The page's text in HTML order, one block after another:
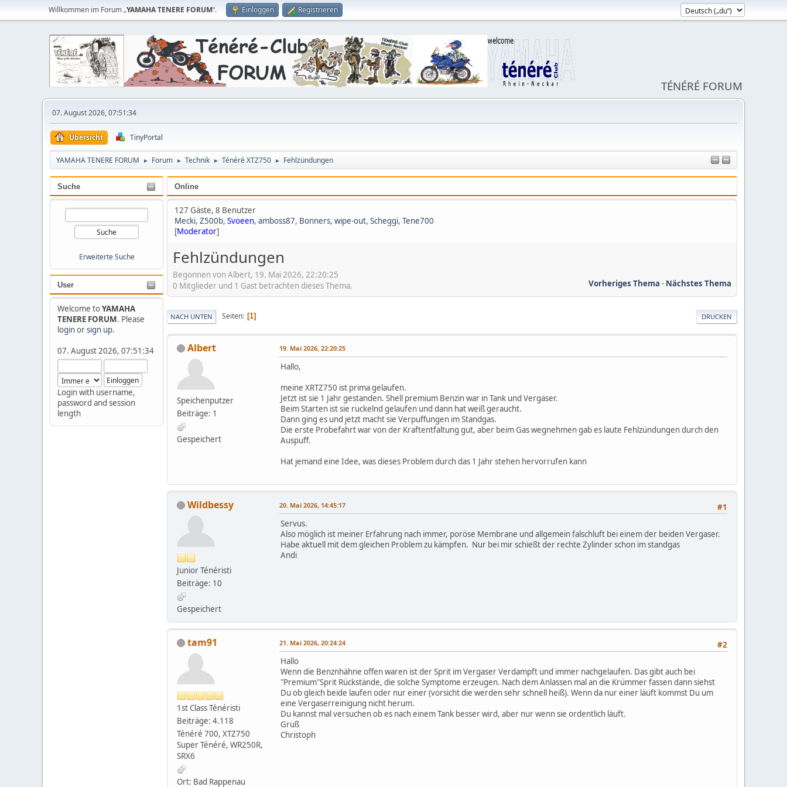
Willkommen im Forum „YAMAHA TENERE FORUM“. Einloggen Registrieren
TÉNÉRÉ FORUM
07. August 2026, 07:51:34
Übersicht TinyPortal
YAMAHA TENERE FORUM ► Forum ► Technik ► Ténéré XTZ750 ► Fehlzündungen
Suche
Erweiterte Suche
User
Welcome toYAMAHA
TENERE FORUM. Please
loginorsign up.
07. August 2026, 07:51:34
Login with username,
password and session
length
Online
127 Gäste, 8 Benutzer
Mecki, Z500b, Svoeen, amboss87, Bonners, wipe-out, Scheggi, Tene700
[Moderator]
Fehlzündungen
Begonnen von Albert, 19. Mai 2026, 22:20:25
Vorheriges Thema - Nächstes Thema
0 Mitglieder und 1 Gast betrachten dieses Thema.
DRUCKEN
NACH UNTEN Seiten 1
Albert
Speichenputzer
Beiträge: 1
Gespeichert
19. Mai 2026, 22:20:25
Hallo,
meine XRTZ750 ist prima gelaufen.
Jetzt ist sie 1 Jahr gestanden. Shell premium Benzin war in Tank und Vergaser.
Beim Starten ist sie ruckelnd gelaufen und dann hat weiß geraucht.
Dann ging es und jetzt macht sie Verpuffungen im Standgas.
Die erste Probefahrt war von der Kraftentfaltung gut, aber beim Gas wegnehmen gab es laute Fehlzündungen durch den
Auspuff.
Hat jemand eine Idee, was dieses Problem durch das 1 Jahr stehen hervorrufen kann
Wildbessy
Junior Ténéristi
Beiträge: 10
Gespeichert
#1
20. Mai 2026, 14:45:17
Servus.
Also möglich ist meiner Erfahrung nach immer, poröse Membrane und allgemein falschluft bei einem der beiden Vergaser.
Habe aktuell mit dem gleichen Problem zu kämpfen. Nur bei mir schießt der rechte Zylinder schon im standgas
Andi
tam91
1st Class Ténéristi
Beiträge: 4.118
Ténéré 700, XTZ750
Super Ténéré, WR250R,
SRX6
Ort: Bad Rappenau
#2
21. Mai 2026, 20:24:24
Hallo
Wenn die Benznhähne offen waren ist der Sprit im Vergaser Verdampft und immer nachgelaufen. Das gibt auch bei
"Premium"Sprit Rückstände, die solche Symptome erzeugen. Nach dem Anlassen mal an die Krümmer fassen dann siehst
Du ob gleich beide laufen oder nur einer (vorsicht die werden sehr schnell heiß). Wenn da nur einer läuft kommst Du um
eine Vergaserreinigung nicht herum.
Du kannst mal versuchen ob es nach einem Tank besser wird, aber nur wenn sie ordentlich läuft.
Gruß
Christoph